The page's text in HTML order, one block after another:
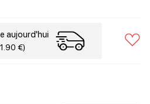
pas non plus que le rouge est la
il sera approprié et
aujourd'hui
€)